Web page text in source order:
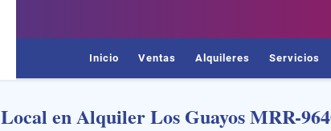
Inicio Ventas Alquileres Servicios
Local en Alquiler Los Guayos MRR-